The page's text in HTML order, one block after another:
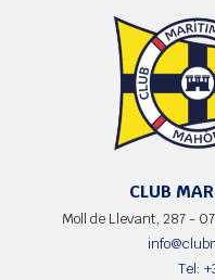
CLUB
Moll de Llevant, 287 -
Tel: